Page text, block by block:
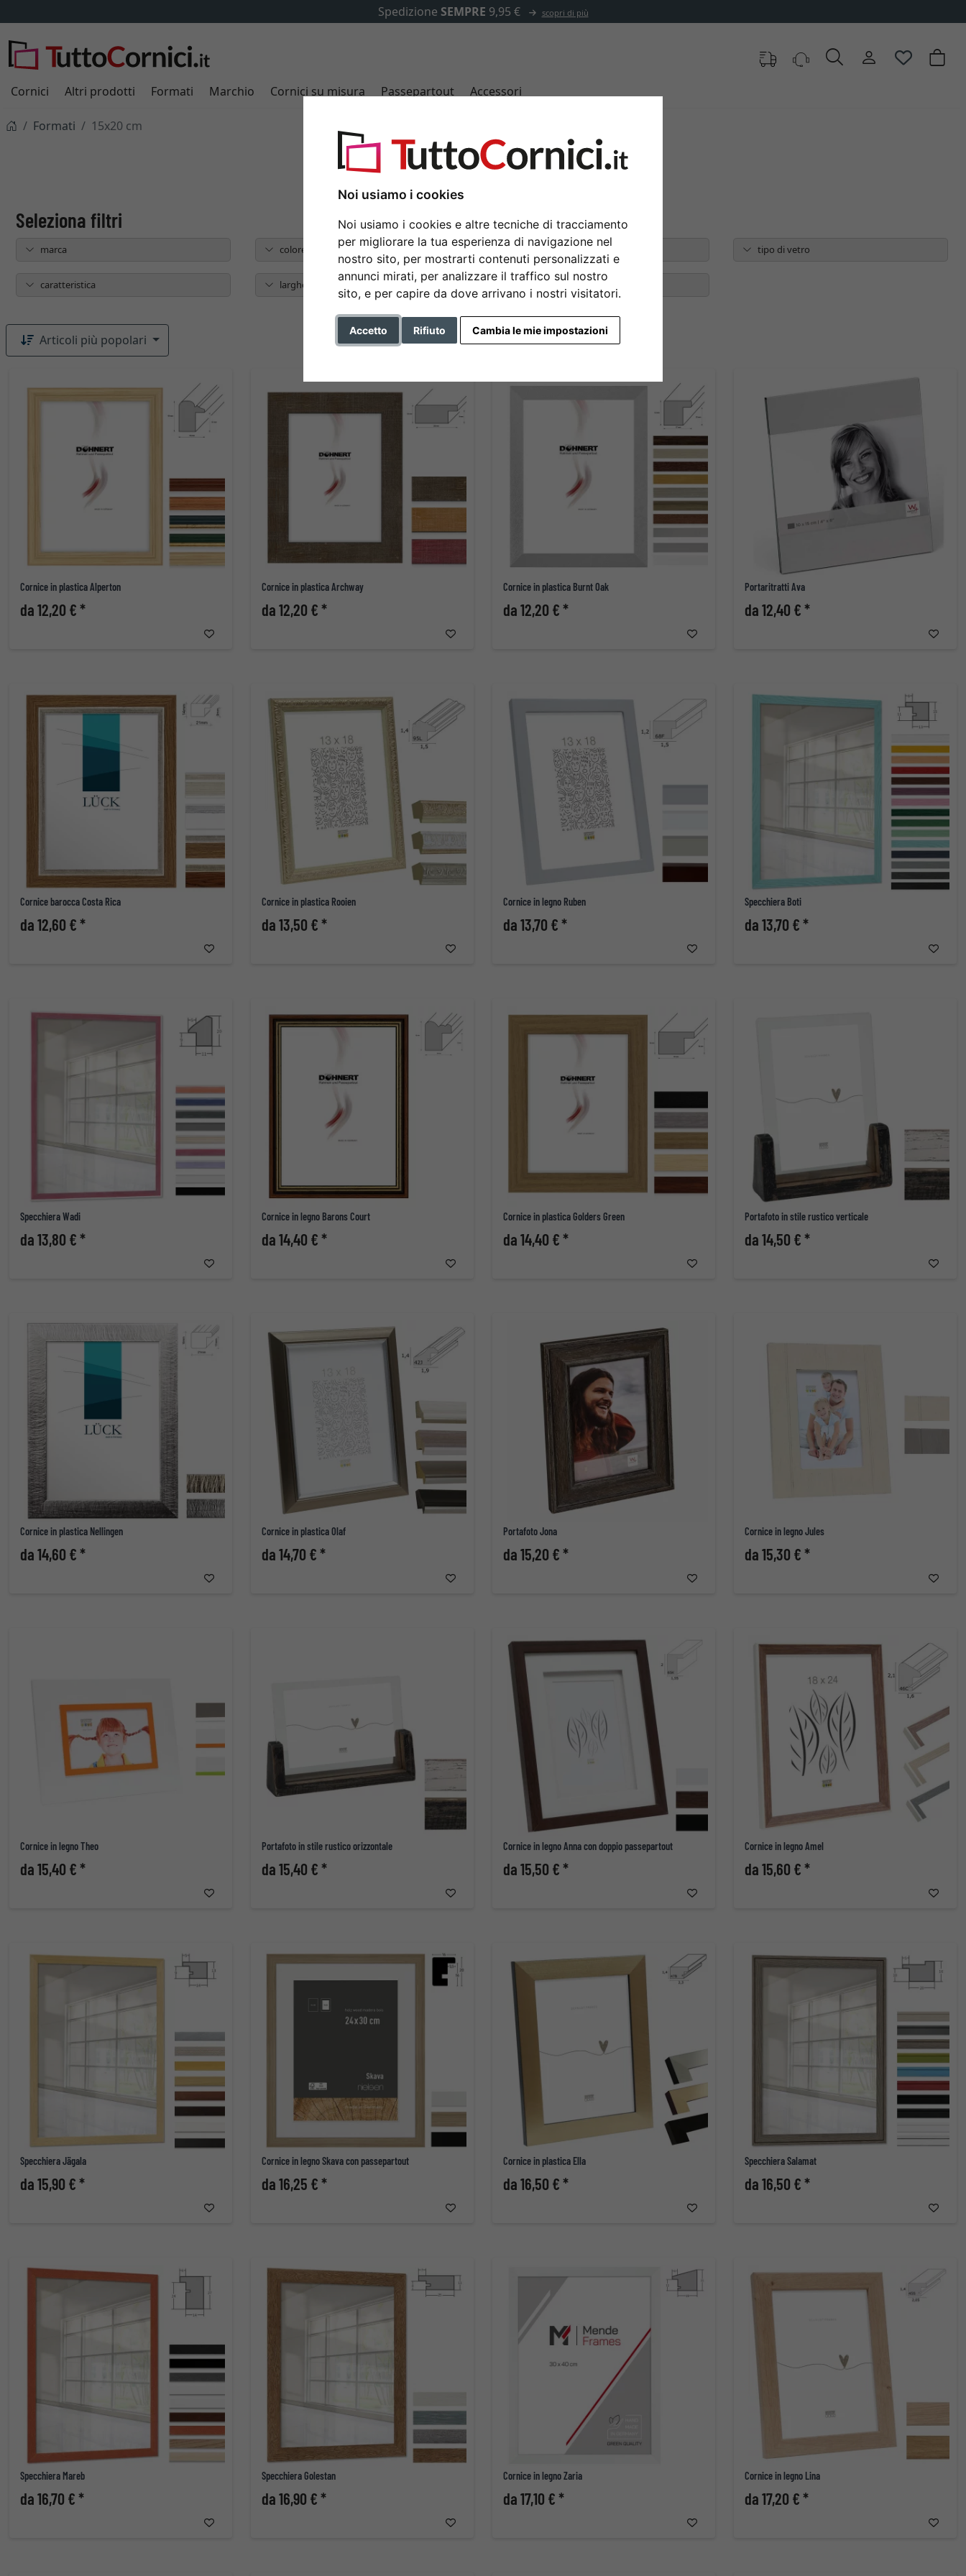
Noi usiamo i cookies
Noi usiamo i cookies e altre tecniche di tracciamento
per migliorare la tua esperienza di navigazione nel
nostro sito, per mostrarti contenuti personalizzati e
annunci mirati, per analizzare il traffico sul nostro
sito, e per capire da dove arrivano i nostri visitatori.
Accetto Rifiuto Cambia le mie impostazioni
✓500.000 articoli tra cui scegliere
Cornici Altri prodotti Formati Marchio Cornici su misura Passepartout Accessori
Formati 15x20 cm
15x20 cm
marca colore tipo di cornice tipo di vetro
caratteristica larghezza del profilo dorso con piede
Articoli più popolari
Cornice in plastica Alperton
da 12,20 € *
Cornice in plastica Archway
da 12,20 € *
Cornice in plastica Burnt Oak
da 12,20 € *
Portaritratti Ava
da 12,40 € *
Cornice barocca Costa Rica
da 12,60 € *
Cornice in plastica Rooien
da 13,50 € *
Cornice in legno Ruben
da 13,70 € *
Specchiera Boti
da 13,70 € *
Specchiera Wadi
da 13,80 € *
Cornice in legno Barons Court
da 14,40 € *
Cornice in plastica Golders Green
da 14,40 € *
Portafoto in stile rustico verticale
da 14,50 € *
Cornice in plastica Nellingen
da 14,60 € *
Cornice in plastica Olaf
da 14,70 € *
Portafoto Jona
da 15,20 € *
Cornice in legno Jules
da 15,30 € *
Cornice in legno Theo
da 15,40 € *
Portafoto in stile rustico orizzontale
da 15,40 € *
Cornice in legno Anna con doppio passepartout
da 15,50 € *
Cornice in legno Amel
da 15,60 € *
Specchiera Jägala
da 15,90 € *
Cornice in legno Skava con passepartout
da 16,25 € *
Cornice in plastica Ella
da 16,50 € *
Specchiera Salamat
da 16,50 € *
Specchiera Mareb
da 16,70 € *
Specchiera Golestan
da 16,90 € *
Cornice in legno Zaria
da 17,10 € *
Cornice in legno Lina
da 17,20 € *